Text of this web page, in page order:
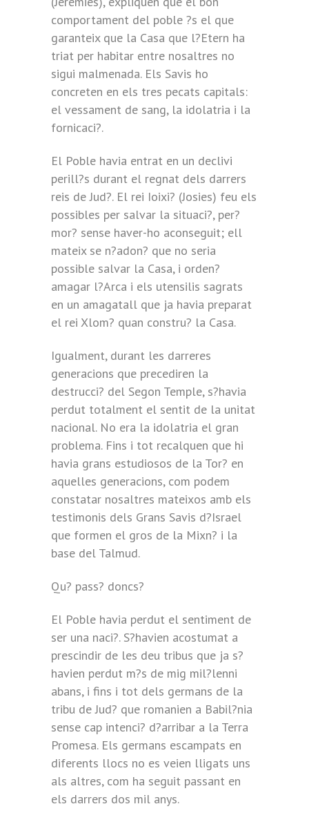
comportament del poble ?s el que
garanteix que la Casa que l?Etern ha
triat per habitar entre nosaltres no
sigui malmenada. Els Savis ho
concreten en els tres pecats capitals:
el vessament de sang, la idolatria i la
fornicaci?.
El Poble havia entrat en un declivi
perill?s durant el regnat dels darrers
reis de Jud?. El rei Ioixi? (Josies) feu els
possibles per salvar la situaci?, per?
mor? sense haver-ho aconseguit; ell
mateix se n?adon? que no seria
possible salvar la Casa, i orden?
amagar l?Arca i els utensilis sagrats
en un amagatall que ja havia preparat
el rei Xlom? quan constru? la Casa.
Igualment, durant les darreres
generacions que precediren la
destrucci? del Segon Temple, s?havia
perdut totalment el sentit de la unitat
nacional. No era la idolatria el gran
problema. Fins i tot recalquen que hi
havia grans estudiosos de la Tor? en
aquelles generacions, com podem
constatar nosaltres mateixos amb els
testimonis dels Grans Savis d?Israel
que formen el gros de la Mixn? i la
base del Talmud.
Qu? pass? doncs?
El Poble havia perdut el sentiment de
ser una naci?. S?havien acostumat a
prescindir de les deu tribus que ja s?
havien perdut m?s de mig mil?lenni
abans, i fins i tot dels germans de la
tribu de Jud? que romanien a Babil?nia
sense cap intenci? d?arribar a la Terra
Promesa. Els germans escampats en
diferents llocs no es veien lligats uns
als altres, com ha seguit passant en
els darrers dos mil anys.